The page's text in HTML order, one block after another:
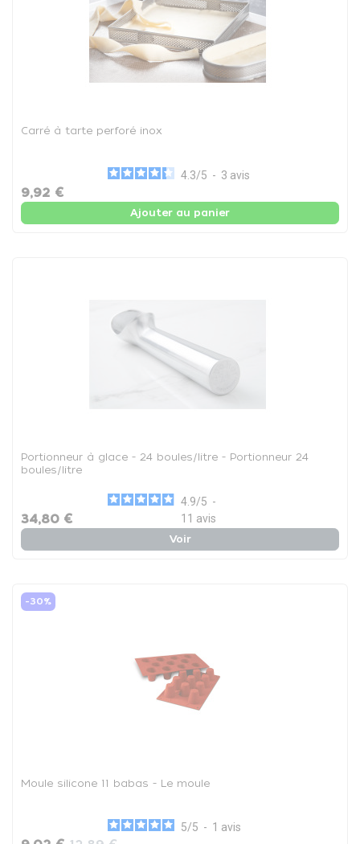
Carré à tarte perforé inox
4.3/5 - 3 avis
9,92 €
Ajouter au panier
Portionneur à glace - 24 boules/litre - Portionneur 24
boules/litre
4.9/5 -
11 avis
34,80 €
Voir
-30%
Moule silicone 11 babas - Le moule
5/5 - 1 avis